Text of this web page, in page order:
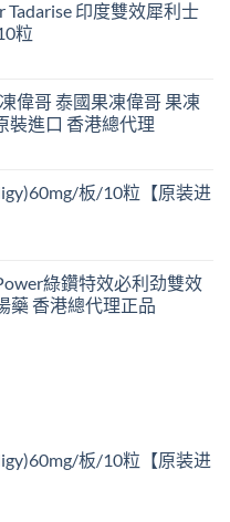
Tadarise 印度雙效犀利士
粒
偉哥 泰國果凍偉哥 果凍
裝進口 香港總代理
板/10粒【原装进
綠鑽特效必利劲雙效
藥 香港總代理正品
板/10粒【原装进